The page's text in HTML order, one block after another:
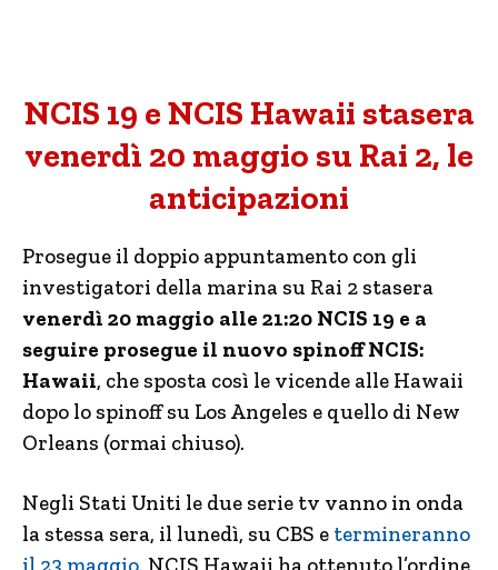
NCIS 19 e NCIS Hawaii stasera
venerdì 20 maggio su Rai 2, le
anticipazioni
Prosegue il doppio appuntamento con gli
investigatori della marina su Rai 2 stasera
venerdì 20 maggio alle 21:20 NCIS 19 e a
seguire prosegue il nuovo spinoff NCIS:
Hawaii, che sposta così le vicende alle Hawaii
dopo lo spinoff su Los Angeles e quello di New
Orleans (ormai chiuso).
Negli Stati Uniti le due serie tv vanno in onda
la stessa sera, il lunedì, su CBS e termineranno